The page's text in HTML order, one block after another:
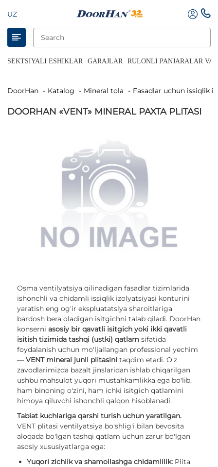
UZ
SEKTSIYALI ESHIKLAR GARAJLAR RULONLI PANJARALAR VA
DoorHan Katalog Mineral tola Fasadlar uchun issiqlik
DOORHAN «VENT» MINERAL PAXTA PLITASI
Osma ventilyatsiya qilinadigan fasadlar tizimlarida
ishonchli va chidamli issiqlik izolyatsiyasi konturini
yaratish eng og'ir ekspluatatsiya sharoitlariga
bardosh bera oladigan isitgichni talab qiladi. DoorHan
konserni asosiy bir qavatli isitgich yoki ikki qavatli
isitish tizimida tashqi (ustki) qatlam sifatida
foydalanish uchun mo'ljallangan professional yechim
— VENT mineral junli plitasini taqdim etadi. O'z
zavodlarimizda bazalt jinslaridan ishlab chiqarilgan
ushbu mahsulot yuqori mustahkamlikka ega bo'lib,
ham binoning o'zini, ham ichki isitgich qatlamini
himoya qiluvchi ishonchli qalqon hisoblanadi.
Tabiat kuchlariga qarshi turish uchun yaratilgan.
VENT plitasi ventilyatsiya bo'shlig'i bilan bevosita
aloqada bo'lgan tashqi qatlam uchun zarur bo'lgan
asosiy xususiyatlarga ega:
Yuqori zichlik va shamollashga chidamlilik: Plita